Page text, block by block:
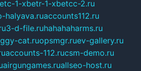
1-xbetr-1-xbetcc-2.ru
halyava.ruaccounts112.ru
3-d-file.ruhahahaharms.ru
cat.ruopsmgr.ruev-gallery.ru
accounts-112.rucsm-demo.ru
airgungames.ruallseo-host.ru